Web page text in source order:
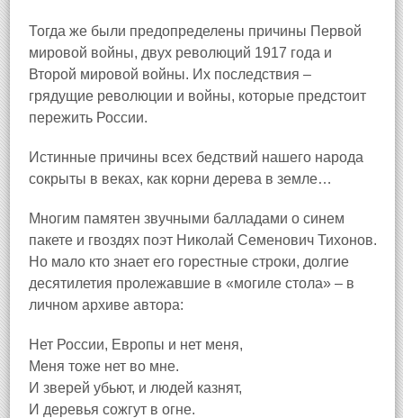
Тогда же были предопределены причины Первой
мировой войны, двух революций 1917 года и
Второй мировой войны. Их последствия –
грядущие революции и войны, которые предстоит
пережить России.
Истинные причины всех бедствий нашего народа
сокрыты в веках, как корни дерева в земле…
Многим памятен звучными балладами о синем
пакете и гвоздях поэт Николай Семенович Тихонов.
Но мало кто знает его горестные строки, долгие
десятилетия пролежавшие в «могиле стола» – в
личном архиве автора:
Нет России, Европы и нет меня,
Меня тоже нет во мне.
И зверей убьют, и людей казнят,
И деревья сожгут в огне.